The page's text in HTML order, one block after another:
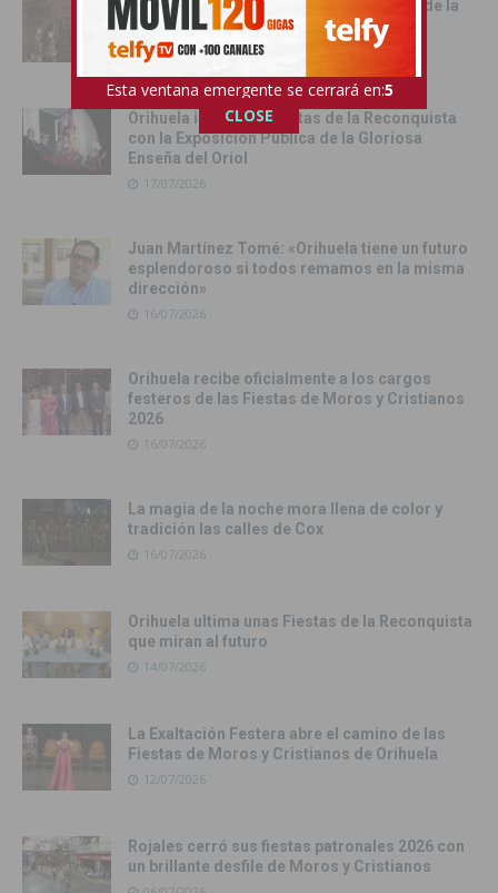
Cox vive su día grande con la procesión de la
Virgen del Carmen
17/07/2026
Orihuela inicia sus Fiestas de la Reconquista
con la Exposición Pública de la Gloriosa
Enseña del Oriol
17/07/2026
Juan Martínez Tomé: «Orihuela tiene un futuro
esplendoroso si todos remamos en la misma
dirección»
16/07/2026
Orihuela recibe oficialmente a los cargos
festeros de las Fiestas de Moros y Cristianos
2026
16/07/2026
La magia de la noche mora llena de color y
tradición las calles de Cox
16/07/2026
Orihuela ultima unas Fiestas de la Reconquista
que miran al futuro
14/07/2026
La Exaltación Festera abre el camino de las
Fiestas de Moros y Cristianos de Orihuela
12/07/2026
Rojales cerró sus fiestas patronales 2026 con
un brillante desfile de Moros y Cristianos
Esta ventana emergente se cerrará en:4
CLOSE